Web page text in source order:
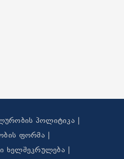
პოლიტიკა
ფორმა
ხელშეკრულება